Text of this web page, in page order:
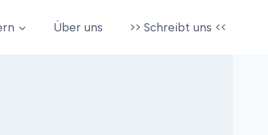
Über uns >> Schreibt uns <<